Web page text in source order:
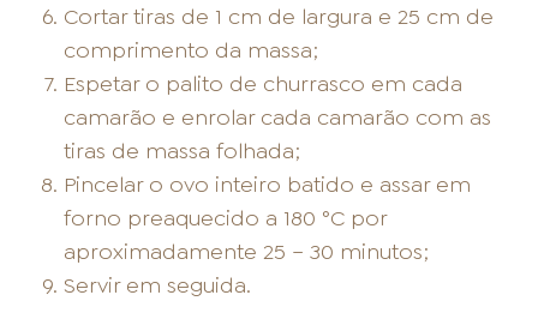
Cortar tiras de 1 cm de largura e 25 cm de
comprimento da massa;
Espetar o palito de churrasco em cada
camarão e enrolar cada camarão com as
tiras de massa folhada;
Pincelar o ovo inteiro batido e assar em
forno preaquecido a 180 °C por
aproximadamente 25 – 30 minutos;
Servir em seguida.